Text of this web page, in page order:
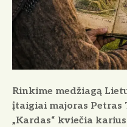
Rinkime medžiagą
įtaigiai majoras Petras
„Kardas“ kviečia